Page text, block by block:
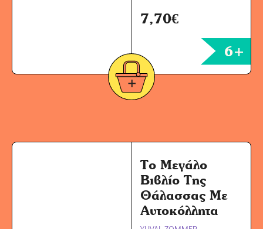
7,70€
6+
Το Μεγάλο
Βιβλίο Της
Θάλασσας Με
Αυτοκόλλητα